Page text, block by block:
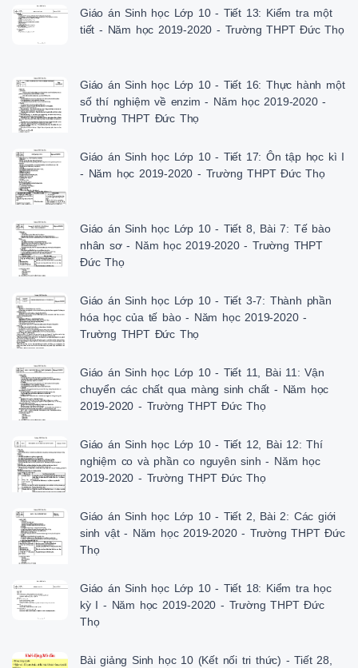
Giáo án Sinh học Lớp 10 - Tiết 13: Kiểm tra một
tiết - Năm học 2019-2020 - Trường THPT Đức Thọ
Giáo án Sinh học Lớp 10 - Tiết 16: Thực hành một
số thí nghiệm về enzim - Năm học 2019-2020 -
Trường THPT Đức Thọ
Giáo án Sinh học Lớp 10 - Tiết 17: Ôn tập học kì I
- Năm học 2019-2020 - Trường THPT Đức Thọ
Giáo án Sinh học Lớp 10 - Tiết 8, Bài 7: Tế bào
nhân sơ - Năm học 2019-2020 - Trường THPT
Đức Thọ
Giáo án Sinh học Lớp 10 - Tiết 3-7: Thành phần
hóa học của tế bào - Năm học 2019-2020 -
Trường THPT Đức Thọ
Giáo án Sinh học Lớp 10 - Tiết 11, Bài 11: Vận
chuyển các chất qua màng sinh chất - Năm học
2019-2020 - Trường THPT Đức Thọ
Giáo án Sinh học Lớp 10 - Tiết 12, Bài 12: Thí
nghiệm co và phần co nguyên sinh - Năm học
2019-2020 - Trường THPT Đức Thọ
Giáo án Sinh học Lớp 10 - Tiết 2, Bài 2: Các giới
sinh vật - Năm học 2019-2020 - Trường THPT Đức
Thọ
Giáo án Sinh học Lớp 10 - Tiết 18: Kiểm tra học
kỳ I - Năm học 2019-2020 - Trường THPT Đức
Thọ
Bài giảng Sinh học 10 (Kết nối tri thức) - Tiết 28,